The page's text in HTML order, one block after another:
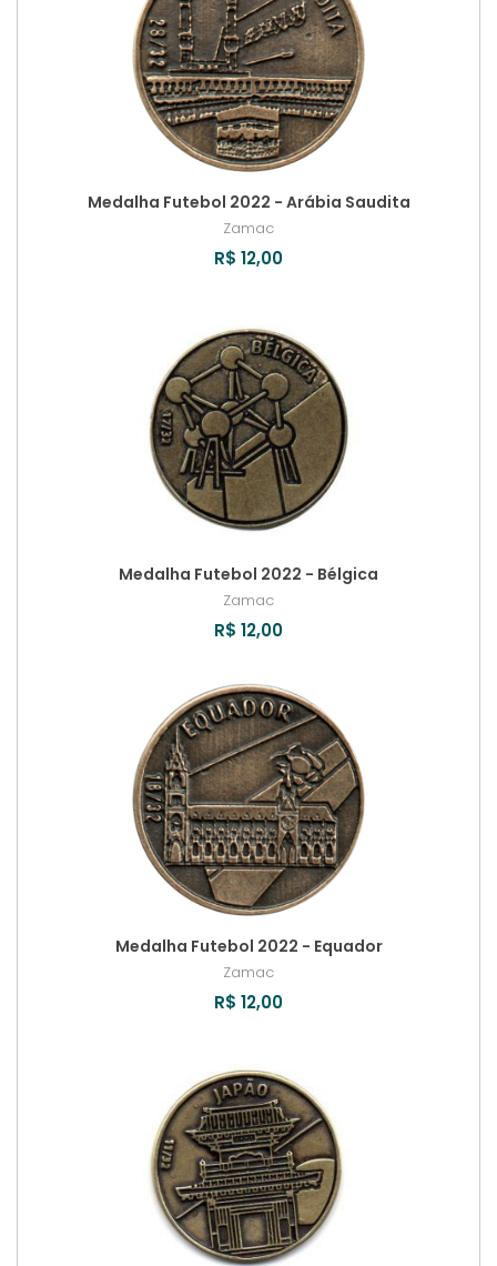
Medalha Futebol 2022 - Arábia Saudita
Zamac
R$ 12,00
Medalha Futebol 2022 - Bélgica
Zamac
R$ 12,00
Medalha Futebol 2022 - Equador
Zamac
R$ 12,00